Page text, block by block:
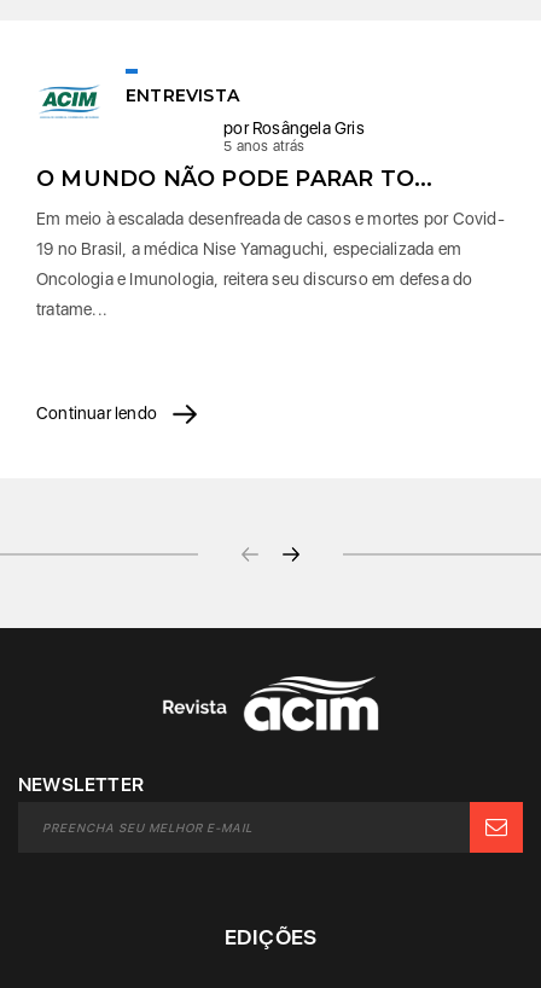
ENTREVISTA
por Rosângela Gris
5 anos atrás
O MUNDO NÃO PODE PARAR TO...
Em meio à escalada desenfreada de casos e mortes por Covid-
19 no Brasil, a médica Nise Yamaguchi, especializada em
Oncologia e Imunologia, reitera seu discurso em defesa do
tratame...
Continuar lendo
NEWSLETTER
EDIÇÕES